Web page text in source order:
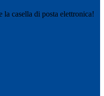
casella di posta elettronica!